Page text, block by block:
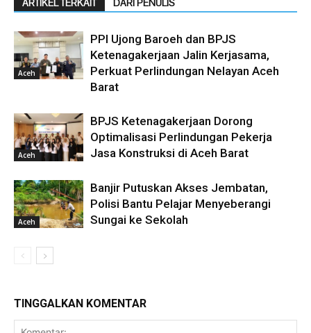
ARTIKEL TERKAIT DARI PENULIS
Aceh
PPI Ujong Baroeh dan BPJS
Ketenagakerjaan Jalin Kerjasama,
Perkuat Perlindungan Nelayan Aceh
Barat
Aceh
BPJS Ketenagakerjaan Dorong
Optimalisasi Perlindungan Pekerja
Jasa Konstruksi di Aceh Barat
Aceh
Banjir Putuskan Akses Jembatan,
Polisi Bantu Pelajar Menyeberangi
Sungai ke Sekolah
TINGGALKAN KOMENTAR